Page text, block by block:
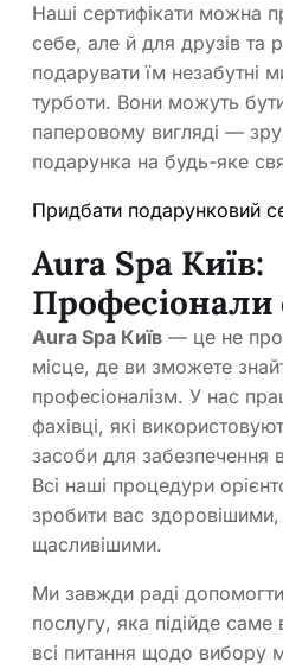
Наші сертифікати можна
себе, але й для друзів та
подарувати їм незабутні
турботи. Вони можуть
паперовому вигляді —
подарунка на будь-яке
Придбати подарунковий
Aura Spa Київ:
Професіонали
Aura Spa Київ — це не
місце, де ви зможете
професіоналізм. У нас
фахівці, які
засоби для забезпечення
Всі наші процедури
зробити вас здоровішими,
щасливішими.
Ми завжди раді
послугу, яка підійде саме
всі питання щодо вибору